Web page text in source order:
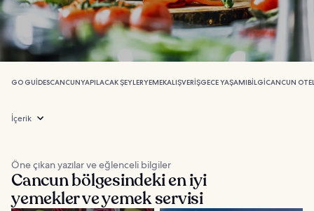
GO GUIDESCANCUNYAPILACAK ŞEYLERYEMEKALIŞVERIŞGECE YAŞAMIBILGICANCUN
İçerik
Öne çıkan yazılar ve eğlenceli bilgiler
Cancun bölgesindeki en iyi
yemekler ve yemek servisi